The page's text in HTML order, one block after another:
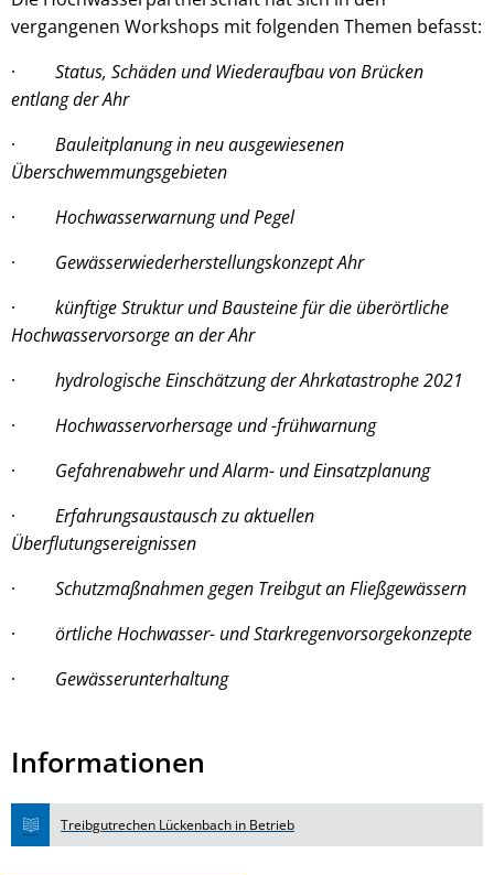
vergangenen Workshops mit folgenden Themen befasst:
· Status, Schäden und Wiederaufbau von Brücken
entlang der Ahr
· Bauleitplanung in neu ausgewiesenen
Überschwemmungsgebieten
· Hochwasserwarnung und Pegel
· Gewässerwiederherstellungskonzept Ahr
· künftige Struktur und Bausteine für die überörtliche
Hochwasservorsorge an der Ahr
· hydrologische Einschätzung der Ahrkatastrophe 2021
· Hochwasservorhersage und -frühwarnung
· Gefahrenabwehr und Alarm- und Einsatzplanung
· Erfahrungsaustausch zu aktuellen
Überflutungsereignissen
· Schutzmaßnahmen gegen Treibgut an Fließgewässern
· örtliche Hochwasser- und Starkregenvorsorgekonzepte
· Gewässerunterhaltung
Informationen
Treibgutrechen Lückenbach in Betrieb